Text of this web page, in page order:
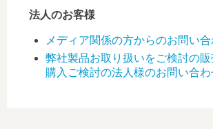
法人のお客様
メディア関係の方からのお問い
弊社製品お取り扱いをご検討の
購入ご検討の法人様のお問い合わ